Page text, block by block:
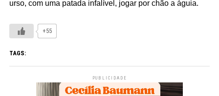
urso, com uma patada infalível, jogar por chão a águia.
+55
TAGS:
PUBLICIDADE